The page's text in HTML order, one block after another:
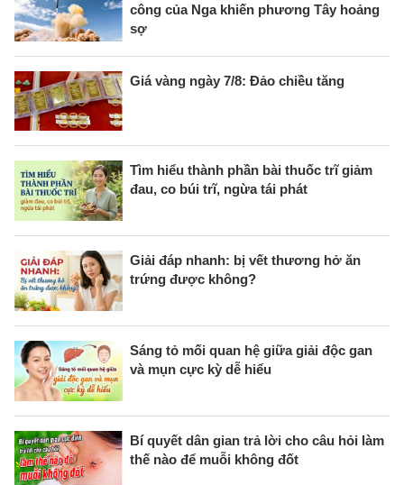
công của Nga khiến phương Tây hoảng
sợ
Giá vàng ngày 7/8: Đảo chiều tăng
Tìm hiểu thành phần bài thuốc trĩ giảm
đau, co búi trĩ, ngừa tái phát
Giải đáp nhanh: bị vết thương hở ăn
trứng được không?
Sáng tỏ mối quan hệ giữa giải độc gan
và mụn cực kỳ dễ hiểu
Bí quyết dân gian trả lời cho câu hỏi làm
thế nào để muỗi không đốt